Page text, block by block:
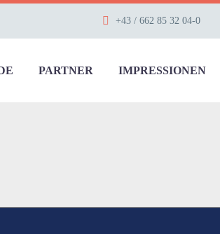
+43 / 662 85 32 04-0
PARTNER IMPRESSIONEN